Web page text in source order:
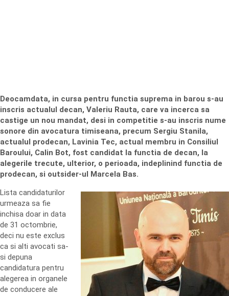
Deocamdata, in cursa pentru functia suprema in barou s-au
inscris actualul decan, Valeriu Rauta, care va incerca sa
castige un nou mandat, desi in competitie s-au inscris nume
sonore din avocatura timiseana, precum Sergiu Stanila,
actualul prodecan, Lavinia Tec, actual membru in Consiliul
Baroului, Calin Bot, fost candidat la functia de decan, la
alegerile trecute, ulterior, o perioada, indeplinind functia de
prodecan, si outsider-ul Marcela Bas.
Lista candidaturilor
urmeaza sa fie
inchisa doar in data
de 31 octombrie,
deci nu este exclus
ca si alti avocati sa-
si depuna
candidatura pentru
alegerea in organele
de conducere ale